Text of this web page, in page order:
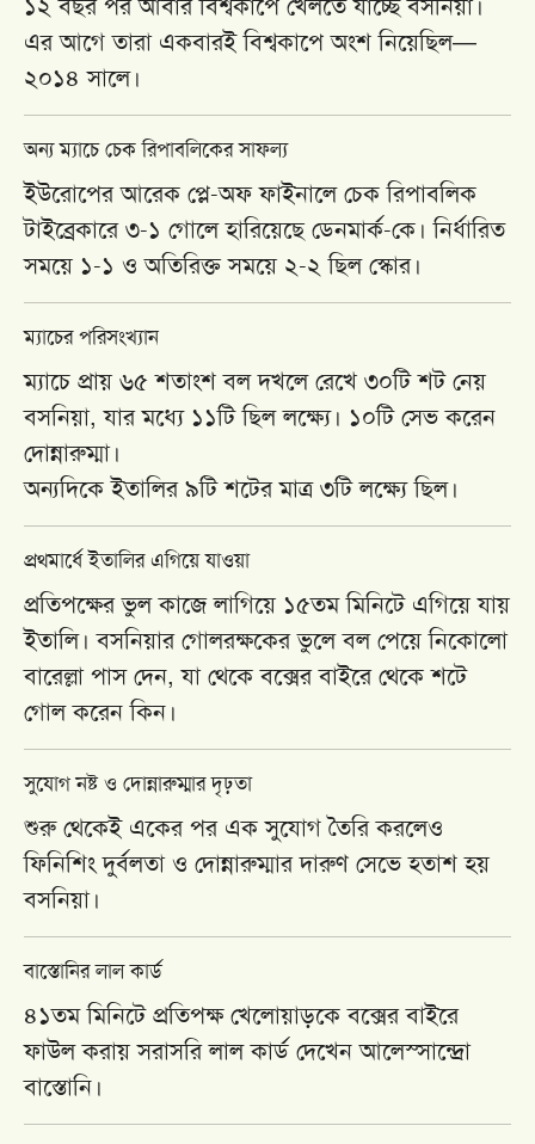
১২ বছর পর আবার বিশ্বকাপে খেলতে যাচ্ছে বসনিয়া।
এর আগে তারা একবারই বিশ্বকাপে অংশ নিয়েছিল—
২০১৪ সালে।
অন্য ম্যাচে চেক রিপাবলিকের সাফল্য
ইউরোপের আরেক প্লে-অফ ফাইনালেচেক রিপাবলিক
টাইব্রেকারে ৩-১ গোলে হারিয়েছেডেনমার্ক-কে। নির্ধারিত
সময়ে ১-১ ও অতিরিক্ত সময়ে ২-২ ছিল স্কোর।
ম্যাচের পরিসংখ্যান
ম্যাচে প্রায় ৬৫ শতাংশ বল দখলে রেখে ৩০টি শট নেয়
বসনিয়া, যার মধ্যে ১১টি ছিল লক্ষ্যে। ১০টি সেভ করেন
দোন্নারুম্মা।
অন্যদিকে ইতালির ৯টি শটের মাত্র ৩টি লক্ষ্যে ছিল।
প্রথমার্ধে ইতালির এগিয়ে যাওয়া
প্রতিপক্ষের ভুল কাজে লাগিয়ে ১৫তম মিনিটে এগিয়ে যায়
ইতালি। বসনিয়ার গোলরক্ষকের ভুলে বল পেয়েনিকোলো
বারেল্লাপাস দেন, যা থেকে বক্সের বাইরে থেকে শটে
গোল করেন কিন।
সুযোগ নষ্ট ও দোন্নারুম্মার দৃঢ়তা
শুরু থেকেই একের পর এক সুযোগ তৈরি করলেও
ফিনিশিং দুর্বলতা ও দোন্নারুম্মার দারুণ সেভে হতাশ হয়
বসনিয়া।
বাস্তোনির লাল কার্ড
৪১তম মিনিটে প্রতিপক্ষ খেলোয়াড়কে বক্সের বাইরে
ফাউল করায় সরাসরি লাল কার্ড দেখেনআলেস্সান্দ্রো
বাস্তোনি।